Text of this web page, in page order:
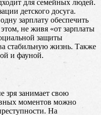
для семейных людей.
детского досуга.
зарплату обеспечить
не живя «от зарплаты
защиты
стабильную жизнь. Также
и фауной.
зря занимает свою
моментов можно
На